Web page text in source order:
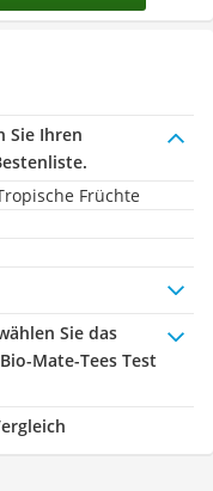
Sie Ihren
Früchte
Sie das
Mate-Tees Test